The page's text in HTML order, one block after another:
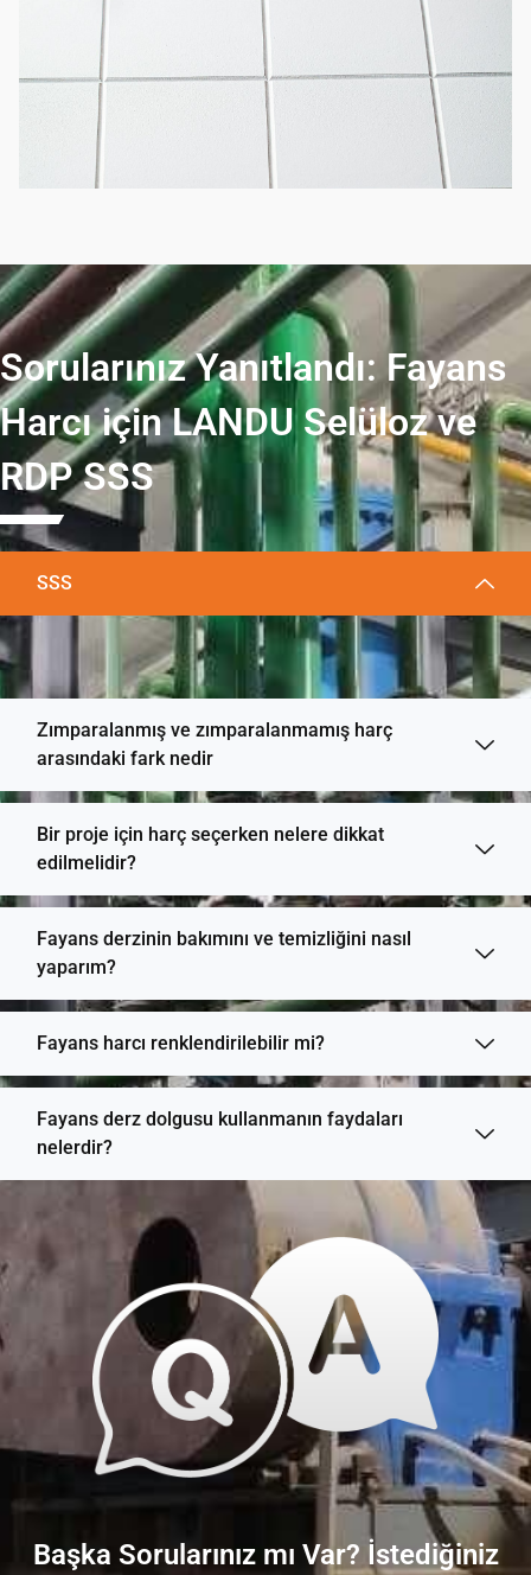
Sorularınız Yanıtlandı: Fayans
Harcı için LANDU Selüloz ve
RDP SSS
SSS
Zımparalanmış ve zımparalanmamış harç
arasındaki fark nedir
Bir proje için harç seçerken nelere dikkat
edilmelidir?
Fayans derzinin bakımını ve temizliğini nasıl
yaparım?
Fayans harcı renklendirilebilir mi?
Fayans derz dolgusu kullanmanın faydaları
nelerdir?
Başka Sorularınız mı Var? İstediğiniz